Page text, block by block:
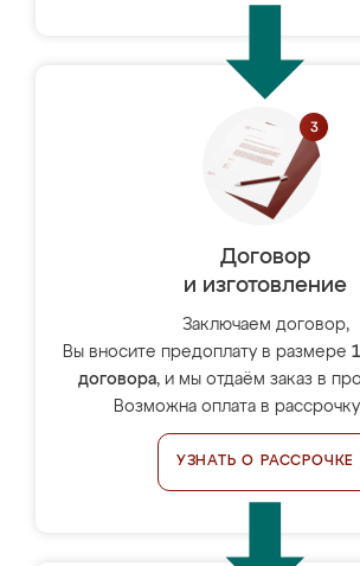
Договор
и изготовление
Заключаем договор,
Вы вносите предоплату в размере
договора, и мы отдаём заказ в
Возможна оплата в
УЗНАТЬ О РАССРОЧКЕ